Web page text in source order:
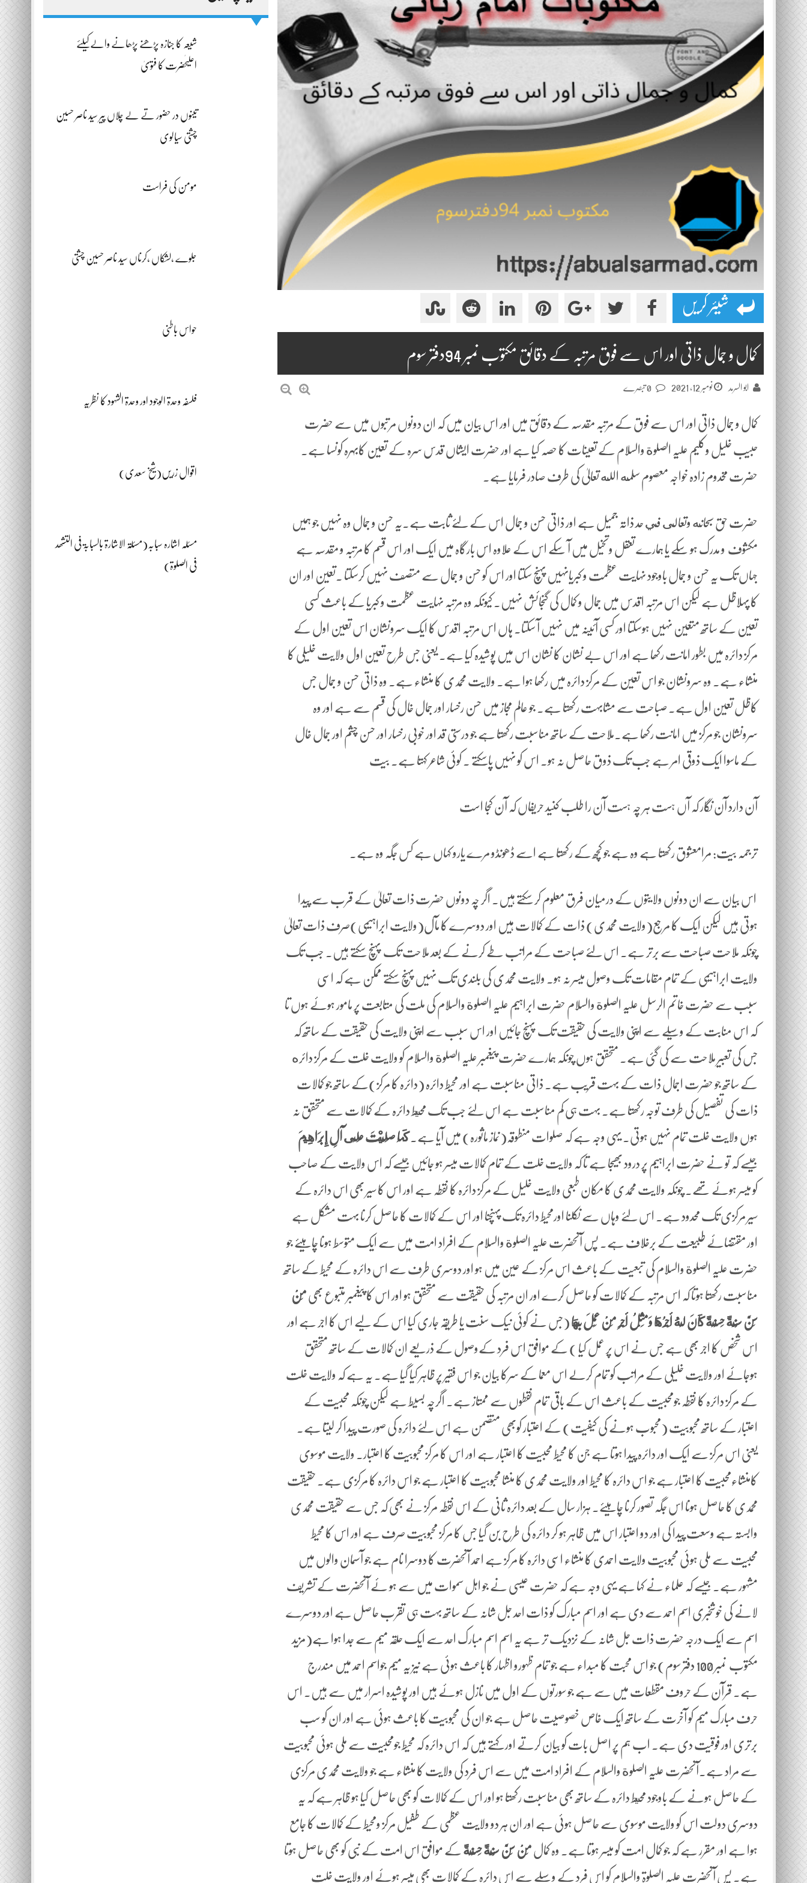
شیعہ کا جنازہ پڑھنے پڑھانے والےکیلئے
اعلیٰحضرت کا فتویٰ
تینوں در حضور تے لے چلاں پیر سید ناصر حسین
چشتی سیالوی
مومن کی فراست
جلوے ،لشکاں ،کرناں سید ناصر حسین چشتی
حواس باطنی
فلسفہ وحدۃ الوجود اور وحدۃ الشہود کا نظریہ
اقوال زریں(شیخ سعدی)
مسئلہ اشارہ سبابہ(مسئلۃ الاشارۃ بالسبابۃ فی التشھد
فی الصلوۃ)
شیئر کریں
کمال و جمال ذاتی اور اس سے فوق مرتبہ کے دقائق مکتوب نمبر 94دفتر سوم
ابو السرمد نومبر 12, 2021
کمال و جمال ذاتی اور اس سے فوق کے مرتبہ مقدسہ کے دقائق میں اور اس بیان میں کہ ان دونوں مرتبوں میں سے حضرت
حبیب خلیل وکلیم علیہ الصلوة والسلام کے تعینات کا حصہ کیا ہے اور حضرت ایشاں قدس سرہ کے تعین کابہرہ کونسا ہے۔
حضرت مخدوم زادہ خواجہ معصوم سلمه الله تعالیٰ کی طرف صادر فرمایا ہے۔
حضرت حق سبحانه وتعالى في حد ذاتہ جمیل ہے اور ذاتی حسن و جمال اس کے لئے ثابت ہے۔یہ حسن و جمال وہ نہیں جو ہمیں
مکشوف و مدرک ہو سکے یا ہمارے تعقل وتخیل میں آ سکے اس کے علاوہ اس بارگاہ میں ایک اور اس قسم کا مرتبہ و مقدسہ ہے
جہاں تک یہ حسن و جمال باوجود نہایت عظمت و کبریانہیں پہنچ سکتا اور اس کو حسن و جمال سے متصف نہیں کرسکتا ۔تعین اور ان
کا پہلاظل ہے لیکن اس مرتبہ اقدس میں جمال و کمال کی گنجائش نہیں۔ کیونکہ وہ مرتبہ نہایت عظمت و کبریا کے باعث کسی
تعین کے ساتھ متعین نہیں ہوسکتا اور کسی آئینہ میں نہیں آ سکتا۔ ہاں اس مرتبہ اقدس کا ایک سرونشان اس تعین اول کے
مرکز دائرہ میں بطور امانت رکھا ہے اور اس بے نشان کا نشان اس میں پوشیدہ کیا ہے۔ یعنی جس طرح تعین اول ولایت خلیلی کا
منشاء ہے۔ وہ سرونشان جو اس تعین کے مرکز دائرہ میں رکھا ہوا ہے۔ ولایت محمدی کا منشاء ہے۔ وہ ذاتی حسن و جمال جس
کاظل تعین اول ہے۔ صباحت سے مشابہت رکھتا ہے۔ جو عالم مجاز میں حسن رخسار اور جمال خال کی قسم سے ہے اور وہ
سرونشان جو مرکز میں امانت رکھا ہے۔ملاحت کے ساتھ مناسبت رکھتا ہے جو درستی قد اور خوبی رخسار اور حسن چشم اور جمال خال
کے ماسوا ایک ذوقی امر ہے جب تک ذوق حاصل نہ ہو۔ اس کو نہیں پاسکتے ۔ کوئی شاعر کہتا ہے۔ بیت
آن دارد آن نگار کہ آں ہست ہر چہ ہست آن را طلب کنید حریفاں کہ آن کجا است
ترجمہ بیت: مرامعشوق رکھتا ہے وہ ہے جو کچھ کے رکھتا ہے اسے ڈھونڈو مرے یارو کہاں ہے کس جگہ وہ ہے۔
اس بیان سے ان دونوں ولایتوں کے درمیان فرق معلوم کر سکتے ہیں۔ اگر چہ دونوں حضرت ذات تعالیٰ کے قرب سے پیدا
ہوتی ہیں لیکن ایک کا مرجع(ولایت محمدی) ذات کے کمالات ہیں اور دوسرے کا مآل(ولایت ابراہیمی)صرف ذات تعالیٰ
چونکہ ملاحت صباحت سے برتر ہے۔ اس لئے صباحت کے مراتب طے کرنے کے بعد ملاحت تک پہنچ سکتے ہیں۔ جب تک
ولایت ابراہیمی کے تمام مقامات تک وصول میسر نہ ہو۔ ولایت محمدی کی بلندی تک نہیں پہنچ سکتے ممکن ہے کہ اسی
سبب سے حضرت خاتم الرسل علیہ الصلوة والسلام حضرت ابراہیم علیہ الصلوة والسلام کی ملت کی متابعت پر مامور ہوئے ہوں تا
کہ اس منابت کے وسیلے سے اپنی ولایت کی حقیقت تک پہنچ جائیں اور اس سبب سے اپنی ولایت کی حقیقت کے ساتھ کہ
جس کی تعبیر ملاحت سے کی گئی ہے۔ متحقق ہوں چونکہ ہمارے حضرت پیغمبر علیہ الصلوة والسلام کو ولایت خلت کے مرکز دائره
کے ساتھ جو حضرت اجمال ذات کے بہت قریب ہے۔ ذاتی مناسبت ہے اور محیط دائرہ (دائرہ کا مرکز)کے ساتھ جو کمالات
ذات کی تفصیل کی طرف توجہ رکھتا ہے۔ بہت ہی کم مناسبت ہے اس لئے جب تک محيط دائرہ کے کمالات سے متحقق نہ
ہوں ولایت خلت تمام نہیں ہوتی۔ یہی وجہ ہے کہ صلوات منطوقہ(نماز ماثورہ) میں آیا ہے۔ كَمَا ‌صَلَّيْتَ عَلَى آلِ إِبْرَاهِيمَ
جیسے کہ تو نے حضرت ابراہیم پر درود بھیجا ہے تا کہ ولایت خلت کے تمام کمالات میسر ہو جائیں جیسے کہ اس ولایت کے صاحب
کو میسر ہوئے تھے۔ چونکہ ولایت محمدی کا مکان طبعی ولایت خلیل کے مرکز دائرہ کا نقطہ ہے اور اس کا سیر بھی اس دائرہ کے
سیر مرکزی تک محدود ہے۔ اس لئے وہاں سے نکلنا اورمحیط دائرہ تک پہنچنا اور اس کے کمالات کا حاصل کرنا بہت مشکل ہے
اور مقتضائے طبیعت کے برخلاف ہے۔ پس آنحضرت علیہ الصلوة والسلام کے افراد امت میں سے ایک متوسط ہونا چاہیئے جو
حضرت علیہ الصلوة والسلام کی تبعیت کے باعث اس مرکز کے عین میں ہو اور دوسری طرف سے اس دائرہ کے محیط کے ساتھ
مناسبت رکھتا ہوتا کہ اس مرتبہ کے کمالات کو حاصل کرے اور ان مرتبہ کی حقیقت سے متحقق ہو اور اس کا پیغمبر متبوع بھی مَنْ
‌سَنَّ ‌سُنَّةً حَسَنَةً كَانَ لَهُ أَجْرُهَا وَمِثْلُ أَجْرِ مَنْ عَمِلَ بِهَا (جس نے کوئی نیک سنت یا طریقہ جاری کیا اس کے لیے اس کا اجر ہے اور
اس شخص کا اجر بھی ہے جس نے اس پر عمل کیا ) کے موافق اس فرد کےوصول کے ذریعے ان کمالات کے ساتھ متحقق
ہوجائے اور ولایت خلیلی کے مراتب کو تمام کرلے اس معما کے سرکا بیان جو اس فقیر پر ظاہر کیا گیا ہے۔ یہ ہے کہ ولایت خلت
کے مرکز دائرہ کا نقطہ جومحبیت کے باعث اس کے باقی تمام نقطوں سے ممتاز ہے۔ اگرچہ بسیط ہے لیکن چونکہ محبیت کے
اعتبار کے ساتھ محبوبیت (محبوب ہونے کی کیفیت) کے اعتبار کوبھی متضمن ہے اس لئے دائرہ کی صورت پیدا کر لیتا ہے۔
یعنی اس مرکز سے ایک اور دائرہ پیدا ہوتا ہے جن کا محیط محبیت کا اعتبار ہے اور اس کا مرکز محبوبیت کا اعتبار۔ ولایت موسوی
کامنشاءمحبیت کا اعتبار ہے جو اس دائرہ کا محیط اور ولایت محمدی کا منشا محبوبیت کا اعتبار ہے جو اس دائرہ کا مرکزی ہے۔ حقیقت
محمدی کا حاصل ہونا اس جگہ تصور کرنا چاہیئے۔ ہزار سال کے بعد دائرہ ثانی کے اس نقطہ مرکز نے بھی کہ جس سے حقیقت محمدی
وابستہ ہے وسعت پیدا کی اور دو اعتبار اس میں ظاہر ہو کر دائرہ کی طرح بن گیا جس کا مرکز محبوبیت صرف ہے اور اس کا محیط
محبیت سے ملی ہوئی محبوبیت ولایت احمدی کا منشاء اسی دائرہ کا مرکز ہے احمد آنحضرت کا دوسرا نام ہے جو آسمان والوں میں
مشہور ہے۔ جیسے کہ علماء نے کہا ہے یہی وجہ ہے کہ حضرت عیسی نے جو اہل سموات میں سے ہو ئے آنحضرت کے تشریف
لانے کی خوشخبری اسم احمد سے دی ہے اور اسم مبارک کو ذات احد جل شانہ کے ساتھ بہت ہی تقرب حاصل ہے اور دوسرے
اسم سے ایک درجہ حضرت ذات جل شانہ کے نزدیک تر ہے یہ اسم اسم مبارک احد سے ایک حلقہ میم سے جدا ہوا ہے(مزید
مکتوب نمبر 100 دفتر سوم) جو اس محبت کا مبداء ہے جو تمام ظہورو اظہار کا باعث ہوئی ہے نیز یہ میم جواسم احمد میں مندرج
ہے۔ قرآن کے حروف مقطعات میں سے ہے جو سورتوں کے اول میں نازل ہوئے ہیں اور پوشیدہ اسرار میں سے ہیں۔ اس
حرف مبارک میم کو آخرت کے ساتھ ایک خاص خصوصیت حاصل ہے جو ان کی محبوبیت کا باعث ہوئی ہے اور ان کو سب
برتری اور فوقیت دی ہے۔ اب ہم پر اصل بات کو بیان کرتے اور کہتے ہیں کہ اس دائرہ کہ محیط جومحبیت سے ملی ہوئی محبوبیت
سے مراد ہے۔آنحضرت علیہ الصلوة والسلام کے افراد امت میں سے اس فرد کی ولایت کا منشاء ہے جو ولایت محمدی مرکزی
کے حاصل ہونے کے باوجود محيط دائرہ کے ساتھ بھی مناسبت رکھتا ہو اور اس کے کمالات کو بھی حاصل کیا ہو ظاہر ہے کہ یہ
دوسری دولت اس کو ولایت موسوی سے حاصل ہوئی ہے اور ان ہر دو ولایت عظمی کے طفیل مرکز ومحیط کے کمالات کا جامع
ہوا ہے اور مقرر ہے کہ جو کمال امت کو میسر ہوتا ہے۔ وہ کمال مَنْ ‌سَنَّ ‌سُنَّةً حَسَنَةً کے موافق اس امت کے نبی کو بھی حاصل ہوتا
ہے۔ پس آنحضرت علیہ الصلوۃ والسلام کو اس فرد کے وسیلے سے اس دائرہ کے کمالات بھی میسر ہوئے اور ولایت خلت